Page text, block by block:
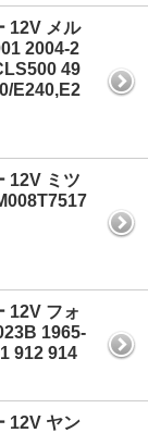
12V メル
2004-2
49
E240,E2
12V ミツ
12V フォ
1965-
912 914
12V ヤン